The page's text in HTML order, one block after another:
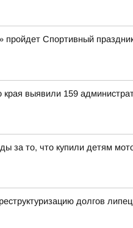
пройдет Спортивный
выявили 159
за то, что купили детям
долгов